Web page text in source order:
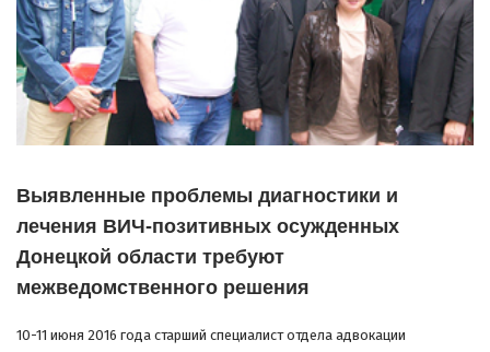
Выявленные проблемы диагностики и
лечения ВИЧ-позитивных осужденных
Донецкой области требуют
межведомственного решения
10-11 июня 2016 года старший специалист отдела адвокации